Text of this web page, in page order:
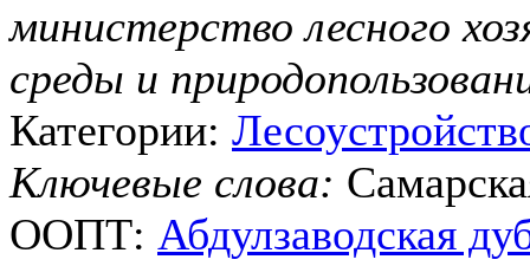
министерство лесного
среды и
Категории:
Ключевые слова:
ООПТ: Абдулзаводская